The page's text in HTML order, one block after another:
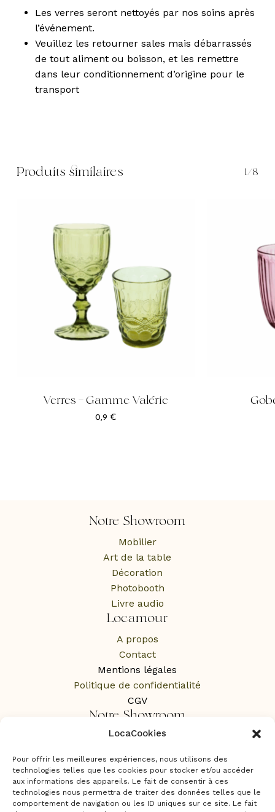
LocaCookies
Pour offrir les meilleures expériences, nous utilisons des
technologies telles que les cookies pour stocker et/ou accéder
aux informations des appareils. Le fait de consentir à ces
technologies nous permettra de traiter des données telles que le
comportement de navigation ou les ID uniques sur ce site. Le fait
Les verres seront nettoyés par nos soins après
l’événement.
Veuillez les retourner sales mais débarrassés
de tout aliment ou boisson, et les remettre
dans leur conditionnement d’origine pour le
transport
Produits similaires 1/8
Verres – Gamme Valérie
0,9 €
Notre Showroom
Mobilier
Art de la table
Décoration
Photobooth
Livre audio
Locamour
A propos
Contact
Mentions légales
Politique de confidentialité
CGV
Notre Showroom
1 Rue des Rochers,
Sur RDV uniquement